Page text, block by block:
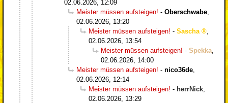
02.06.2026, 12:09
Meister müssen aufsteigen! - Oberschwabe
02.06.2026, 13:20
Meister müssen aufsteigen! - Sascha
02.06.2026, 13:54
Meister müssen aufsteigen! - Spekka
02.06.2026, 14:00
Meister müssen aufsteigen! - nico36de
02.06.2026, 12:14
Meister müssen aufsteigen! - herrNick
02.06.2026, 13:29